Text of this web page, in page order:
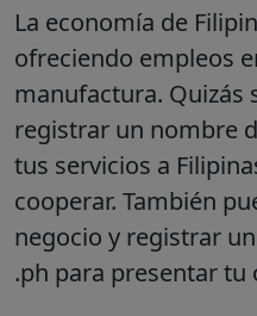
La economía de
ofreciendo empleos
manufactura. Quizás
registrar un nombre
tus servicios a
cooperar. También
negocio y registrar
.ph para presentar tu